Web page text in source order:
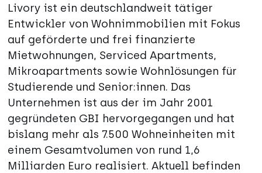
Livory ist ein deutschlandweit tätiger
Entwickler von Wohnimmobilien mit Fokus
auf geförderte und frei finanzierte
Mietwohnungen, Serviced Apartments,
Mikroapartments sowie Wohnlösungen für
Studierende und Senior:innen. Das
Unternehmen ist aus der im Jahr 2001
gegründeten GBI hervorgegangen und hat
bislang mehr als 7.500 Wohneinheiten mit
einem Gesamtvolumen von rund 1,6
Milliarden Euro realisiert. Aktuell befinden